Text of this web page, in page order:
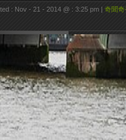
: Nov - 21 - 2014 @ : 3:25 pm | 奇聞奇